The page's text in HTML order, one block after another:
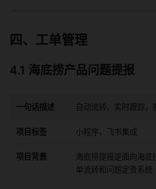
四、工单管理
4.1 海底捞产品问题提报
一句话描述 自动流转，实时跟踪
项目标签 小程序，飞书集成
项目背景
海底捞提报是面向海
单流转和问题定责系统